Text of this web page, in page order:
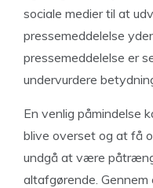
sociale medier til at
pressemeddelelse
pressemeddelelse er
undervurdere
En venlig påmindelse
blive overset og at få
undgå at være
altafgørende.